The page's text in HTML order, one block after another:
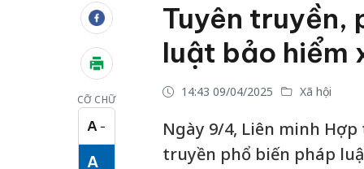
CỠ CHỮ
A −
Cỡ chữ nhỏ
A
Tuyên truyền,
luật bảo hiểm
14:43 09/04/2025 Xã hội
Ngày 9/4, Liên minh
truyền phổ biến pháp